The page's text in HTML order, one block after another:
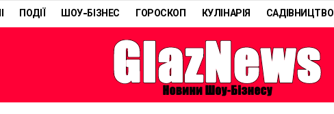
ПОДІЇ ШОУ-БІЗНЕС ГОРОСКОП КУЛІНАРІЯ САДІВНИЦТВО